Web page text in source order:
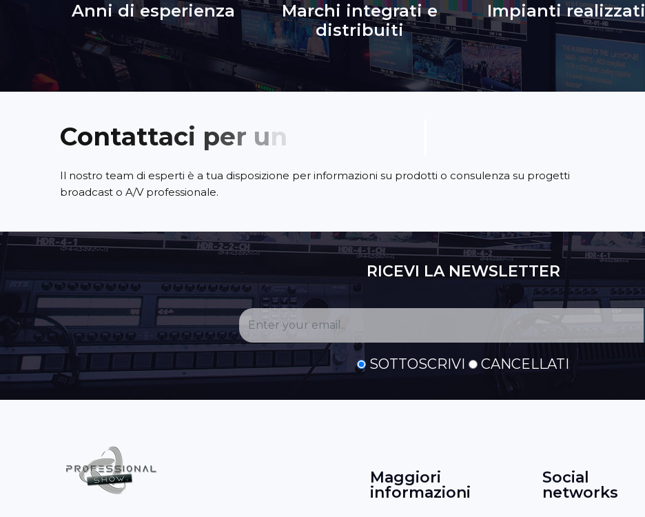
Anni di esperienza
Marchi integrati e
distribuiti
Impianti realizzati
Contattaci per un
Il nostro team di esperti è a tua disposizione per informazioni su prodotti o consulenza su progetti
broadcast o A/V professionale.
RICEVI LA NEWSLETTER
SOTTOSCRIVI CANCELLATI
Maggiori
informazioni
Social
networks